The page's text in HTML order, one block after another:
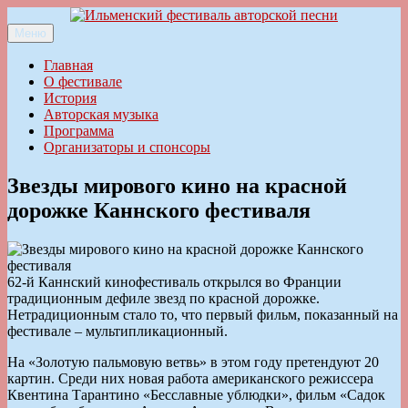
к
содержимому
Ильменский фестиваль авторской песни
Меню
Главная
О фестивале
История
Авторская музыка
Программа
Организаторы и спонсоры
Звезды мирового кино на красной
дорожке Каннского фестиваля
62-й Каннский кинофестиваль открылся во Франции
традиционным дефиле звезд по красной дорожке.
Нетрадиционным стало то, что первый фильм, показанный на
фестивале – мультипликационный.
На «Золотую пальмовую ветвь» в этом году претендуют 20
картин. Среди них новая работа американского режиссера
Квентина Тарантино «Бесславные ублюдки», фильм «Садок